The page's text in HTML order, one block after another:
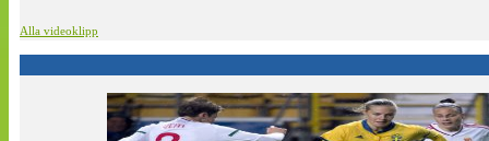
Alla videoklipp